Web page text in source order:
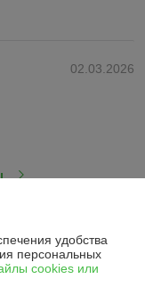
02.03.2026
удобства
персональных
cookies или